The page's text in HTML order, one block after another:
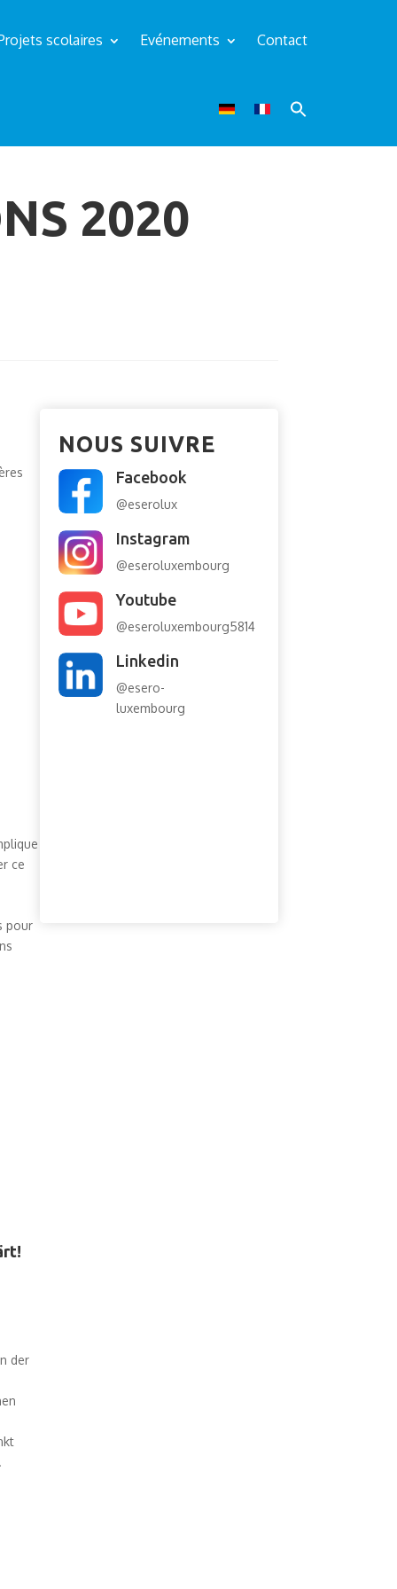
scolaires Evénements Contact
2020
ce
pour
der
NOUS SUIVRE
Facebook
@eserolux
Instagram
@eseroluxembourg
Youtube
@eseroluxembourg5814
Linkedin
@esero-
luxembourg